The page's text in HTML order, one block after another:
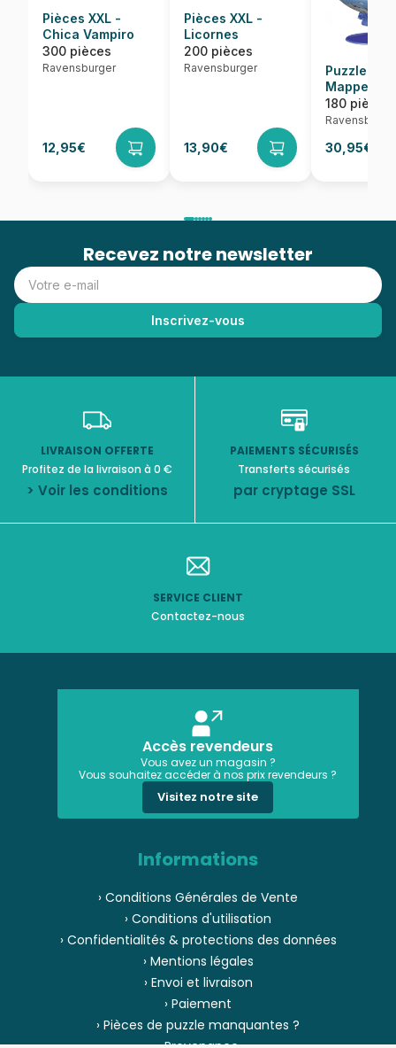
Pièces XXL -
Chica Vampiro
300 pièces
Ravensburger
12,95€
Pièces XXL -
Licornes
200 pièces
Ravensburger
13,90€
Puzzle
Espagnol
180 pièces
30,95€
Recevez notre newsletter
LIVRAISON OFFERTE
Profitez de la livraison à 0 €
> Voir les conditions
PAIEMENTS SÉCURISÉS
Transferts sécurisés
par cryptage SSL
SERVICE CLIENT
Contactez-nous
Accès revendeurs
Vous avez un magasin ?
Vous souhaitez accéder à nos prix revendeurs ?
Visitez notre site
Informations
› Conditions Générales de Vente
› Conditions d'utilisation
› Confidentialités & protections des données
› Mentions légales
› Envoi et livraison
› Paiement
› Pièces de puzzle manquantes ?